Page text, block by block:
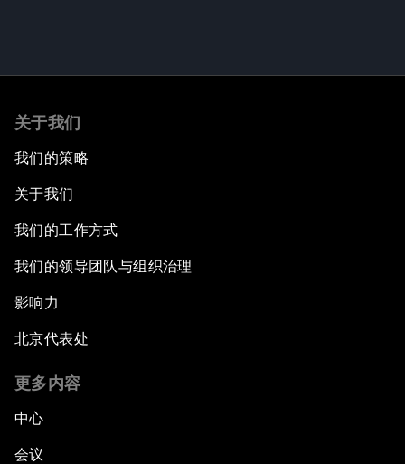
关于我们
我们的策略
关于我们
我们的工作方式
我们的领导团队与组织治理
影响力
北京代表处
更多内容
中心
会议